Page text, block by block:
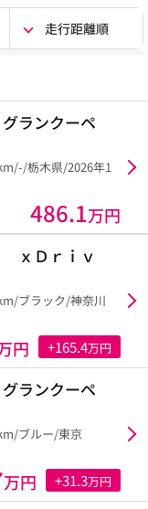
走行距離順
ランクーペ
栃木県/2026年1
486.1万円
ｘＤｒｉｖ
ブラック/神奈川
円 +165.4万円
ランクーペ
ブルー/東京
万円 +31.3万円